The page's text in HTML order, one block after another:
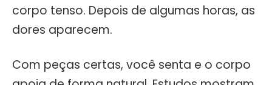
corpo tenso. Depois de algumas horas, as
dores aparecem.
Com peças certas, você senta e o corpo